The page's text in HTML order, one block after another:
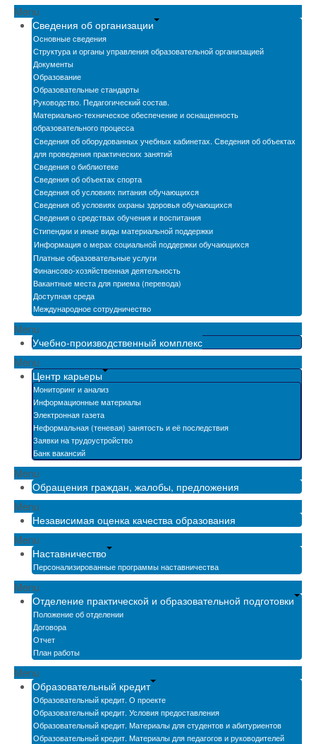
Студенту
Новости
Бассейн
Автошкола
Мастерские
Обратная связь
БПОО
Карта сайта
Электронная информационно-образовательная
среда
Снижение бюрократической нагрузки на
педагогических работников
Menu
Сведения об организации
Основные сведения
Структура и органы управления образовательной организацией
Документы
Образование
Образовательные стандарты
Руководство. Педагогический состав.
Материально-техническое обеспечение и оснащенность
образовательного процесса
Сведения об оборудованных учебных кабинетах. Сведения об объектах
для проведения практических занятий
Сведения о библиотеке
Сведения об объектах спорта
Сведения об условиях питания обучающихся
Сведения об условиях охраны здоровья обучающихся
Сведения о средствах обучения и воспитания
Стипендии и иные виды материальной поддержки
Информация о мерах социальной поддержки обучающихся
Платные образовательные услуги
Финансово-хозяйственная деятельность
Вакантные места для приема (перевода)
Доступная среда
Международное сотрудничество
Menu
Учебно-производственный комплекс
Menu
Центр карьеры
Мониторинг и анализ
Информационные материалы
Электронная газета
Неформальная (теневая) занятость и её последствия
Заявки на трудоустройство
Банк вакансий
Menu
Обращения граждан, жалобы, предложения
Menu
Независимая оценка качества образования
Menu
Наставничество
Персонализированные программы наставничества
Menu
Отделение практической и образовательной подготовки
Положение об отделении
Договора
Отчет
План работы
Menu
Образовательный кредит
Образовательный кредит. О проекте
Образовательный кредит. Условия предоставления
Образовательный кредит. Материалы для студентов и абитуриентов
Образовательный кредит. Материалы для педагогов и руководителей